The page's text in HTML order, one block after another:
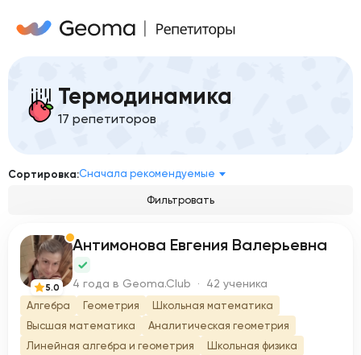
Термодинамика
17 репетиторов
Сортировка:Сначала рекомендуемые
Фильтровать
А
5.0
Антимонова Евгения Валерьевна
4 года в Geoma.Club · 42 ученика
Алгебра Геометрия
Школьная математика
Высшая математика
Аналитическая геометрия
Линейная алгебра и геометрия
Школьная физика